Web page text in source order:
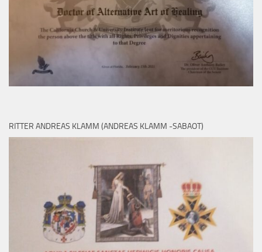
RITTER ANDREAS KLAMM (ANDREAS KLAMM -SABAOT)